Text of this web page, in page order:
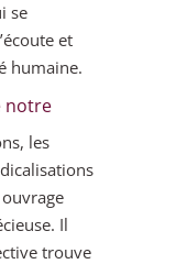
se
et
humaine.
notre
les
Il
trouve